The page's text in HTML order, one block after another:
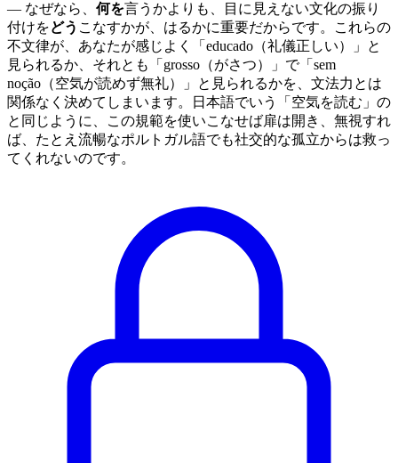
— なぜなら、 何を言うかよりも、目に見えない文化の振り
付けをどう こなすかが、はるかに重要だからです。これらの
不文律が、あなたが感じよく「educado（礼儀正しい）」と
見られるか、それとも「grosso（がさつ）」で「sem
noção（空気が読めず無礼）」と見られるかを、文法力とは
関係なく決めてしまいます。日本語でいう「空気を読む」の
と同じように、この規範を使いこなせば扉は開き、無視すれ
ば、たとえ流暢なポルトガル語でも社交的な孤立からは救っ
てくれないのです。